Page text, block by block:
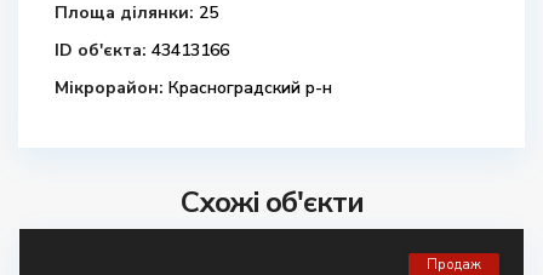
Площа ділянки: 25
ID об'єкта: 43413166
Мікрорайон: Красноградский р-н
Схожі об'єкти
Продаж